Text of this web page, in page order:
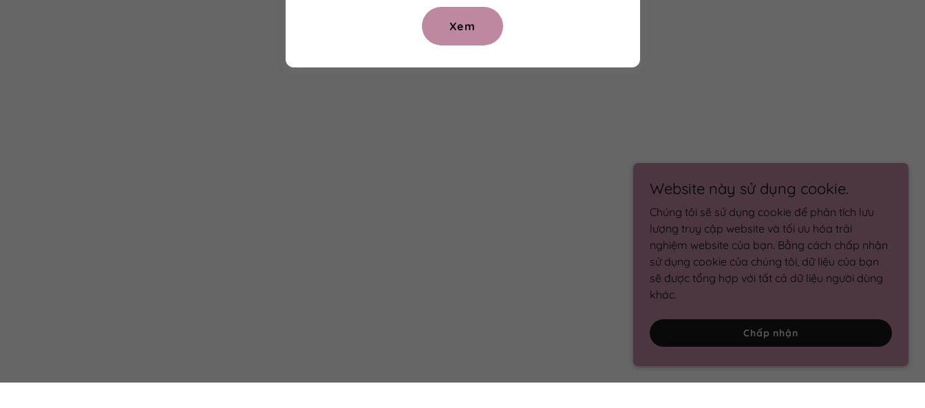
Website này sử dụng cookie.
Chúng tôi sẽ sử dụng cookie để phân tích lưu
lượng truy cập website và tối ưu hóa trải
nghiệm website của bạn. Bằng cách chấp nhận
sử dụng cookie của chúng tôi, dữ liệu của bạn
sẽ được tổng hợp với tất cả dữ liệu người dùng
khác.
Chấp nhận
Xem